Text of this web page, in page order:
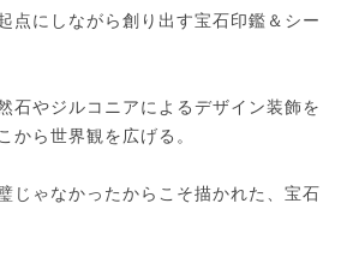
点にしながら創り出す宝石印鑑＆シー
石やジルコニアによるデザイン装飾を
から世界観を広げる。
じゃなかったからこそ描かれた、宝石